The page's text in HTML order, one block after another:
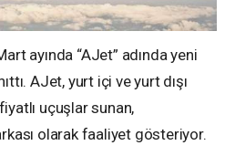
ayında “AJet” adında yeni
AJet, yurt içi ve yurt dışı
uçuşlar sunan,
olarak faaliyet gösteriyor.